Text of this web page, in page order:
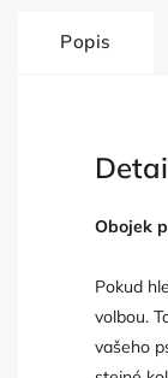
Popis
Obojek
Pokud
volbou.
vašeho